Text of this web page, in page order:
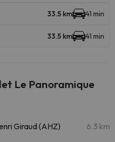
33.5 km 41 min
33.5 km 41 min
Le Panoramique
Giraud (AHZ) 6.3 km